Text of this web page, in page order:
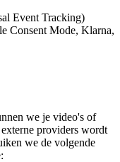
Event Tracking)
Consent Mode, Klarna,
we je video's of
providers wordt
we de volgende